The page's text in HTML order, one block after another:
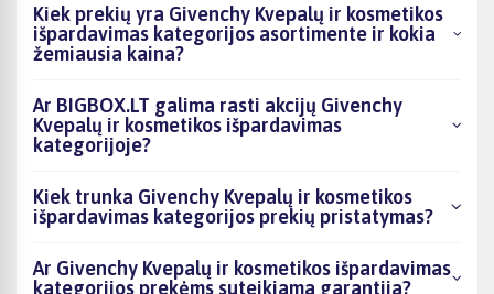
Kiek prekių yra Givenchy Kvepalų ir kosmetikos
išpardavimas kategorijos asortimente ir kokia
žemiausia kaina?
Ar BIGBOX.LT galima rasti akcijų Givenchy
Kvepalų ir kosmetikos išpardavimas
kategorijoje?
Kiek trunka Givenchy Kvepalų ir kosmetikos
išpardavimas kategorijos prekių pristatymas?
Ar Givenchy Kvepalų ir kosmetikos išpardavimas
kategorijos prekėms suteikiama garantija?